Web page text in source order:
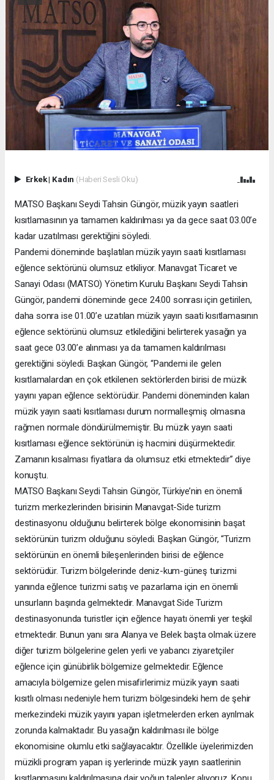
Erkek| Kadın (Haberi Sesli Oku)
MATSO Başkanı Seydi Tahsin Güngör, müzik yayın saatleri
kısıtlamasının ya tamamen kaldırılması ya da gece saat 03.00’e
kadar uzatılması gerektiğini söyledi.
Pandemi döneminde başlatılan müzik yayın saati kısıtlaması
eğlence sektörünü olumsuz etkiliyor. Manavgat Ticaret ve
Sanayi Odası (MATSO) Yönetim Kurulu Başkanı Seydi Tahsin
Güngör, pandemi döneminde gece 24.00 sonrası için getirilen,
daha sonra ise 01.00’e uzatılan müzik yayın saati kısıtlamasının
eğlence sektörünü olumsuz etkilediğini belirterek yasağın ya
saat gece 03.00’e alınması ya da tamamen kaldırılması
gerektiğini söyledi. Başkan Güngör, “Pandemi ile gelen
kısıtlamalardan en çok etkilenen sektörlerden birisi de müzik
yayını yapan eğlence sektörüdür. Pandemi döneminden kalan
müzik yayın saati kısıtlaması durum normalleşmiş olmasına
rağmen normale döndürülmemiştir. Bu müzik yayın saati
kısıtlaması eğlence sektörünün iş hacmini düşürmektedir.
Zamanın kısalması fiyatlara da olumsuz etki etmektedir” diye
konuştu.
MATSO Başkanı Seydi Tahsin Güngör, Türkiye’nin en önemli
turizm merkezlerinden birisinin Manavgat-Side turizm
destinasyonu olduğunu belirterek bölge ekonomisinin başat
sektörünün turizm olduğunu söyledi. Başkan Güngör, “Turizm
sektörünün en önemli bileşenlerinden birisi de eğlence
sektörüdür. Turizm bölgelerinde deniz-kum-güneş turizmi
yanında eğlence turizmi satış ve pazarlama için en önemli
unsurların başında gelmektedir. Manavgat Side Turizm
destinasyonunda turistler için eğlence hayatı önemli yer teşkil
etmektedir. Bunun yanı sıra Alanya ve Belek başta olmak üzere
diğer turizm bölgelerine gelen yerli ve yabancı ziyaretçiler
eğlence için günübirlik bölgemize gelmektedir. Eğlence
amacıyla bölgemize gelen misafirlerimiz müzik yayın saati
kısıtlı olması nedeniyle hem turizm bölgesindeki hem de şehir
merkezindeki müzik yayını yapan işletmelerden erken ayrılmak
zorunda kalmaktadır. Bu yasağın kaldırılması ile bölge
ekonomisine olumlu etki sağlayacaktır. Özellikle üyelerimizden
müzikli program yapan iş yerlerinde müzik yayın saatlerinin